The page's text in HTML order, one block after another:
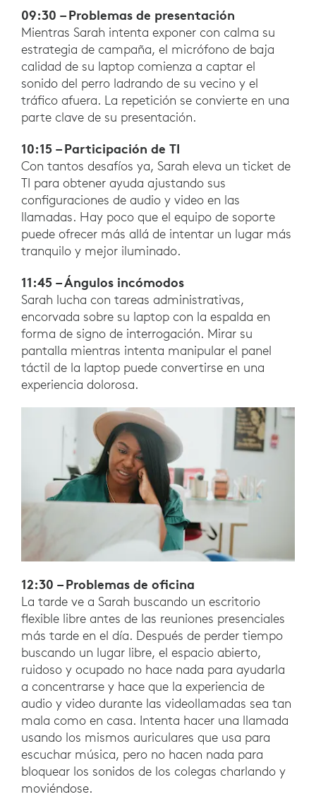
09:30 – Problemas de presentación
Mientras Sarah intenta exponer con calma su
estrategia de campaña, el micrófono de baja
calidad de su laptop comienza a captar el
sonido del perro ladrando de su vecino y el
tráfico afuera. La repetición se convierte en una
parte clave de su presentación.
10:15 – Participación de TI
Con tantos desafíos ya, Sarah eleva un ticket de
TI para obtener ayuda ajustando sus
configuraciones de audio y video en las
llamadas. Hay poco que el equipo de soporte
puede ofrecer más allá de intentar un lugar más
tranquilo y mejor iluminado.
11:45 – Ángulos incómodos
Sarah lucha con tareas administrativas,
encorvada sobre su laptop con la espalda en
forma de signo de interrogación. Mirar su
pantalla mientras intenta manipular el panel
táctil de la laptop puede convertirse en una
experiencia dolorosa.
12:30 – Problemas de oficina
La tarde ve a Sarah buscando un escritorio
flexible libre antes de las reuniones presenciales
más tarde en el día. Después de perder tiempo
buscando un lugar libre, el espacio abierto,
ruidoso y ocupado no hace nada para ayudarla
a concentrarse y hace que la experiencia de
audio y video durante las videollamadas sea tan
mala como en casa. Intenta hacer una llamada
usando los mismos auriculares que usa para
escuchar música, pero no hacen nada para
bloquear los sonidos de los colegas charlando y
moviéndose.